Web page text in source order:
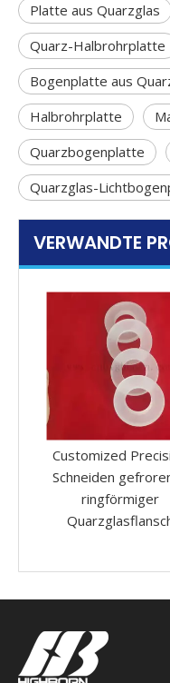
Platte aus Quarzglas
Quarz-Halbrohrplatte
Bogenplatte aus
Halbrohrplatte
Quarzbogenplatte
Quarzglas-
VERWANDTE
Customized Ultra
Quartz Step
cheibe